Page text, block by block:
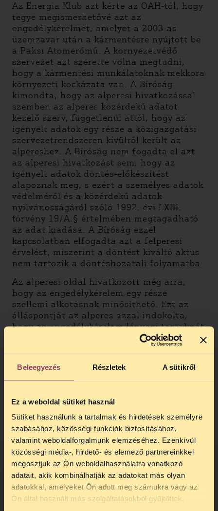
Beleegyezés Részletek A sütikről
Ez a weboldal sütiket használ
Sütiket használunk a tartalmak és hirdetések személyre
szabásához, közösségi funkciók biztosításához,
valamint weboldalforgalmunk elemzéséhez. Ezenkívül
közösségi média-, hirdető- és elemező partnereinkkel
megosztjuk az Ön weboldalhasználatra vonatkozó
adatait, akik kombinálhatják az adatokat más olyan
adatokkal, amelyeket Ön adott meg számukra vagy az
Ön által használt más szolgáltatásokból gyűjtöttek.
Az Energia Klub azt kérte az OAH-tól, hogy
tegye megismerhetővé azt az
engedélykérelmet, amelyet a 2003-as
üzemzavar után a kármentésre nyújtott be
a Paksi Atomerőmű. A környezetvédő
szervezet azt szerette volna megtudni,
hogy a kármentési munkálatoknak mekkora
környezeti kockázata van. A Bíróság
kimondta, hogy az alperesi hivatkozással
szemben az alperes közérdekű adatot
kezelő szerv, függetlenül attól, hogy az
igényelt adatok egy része a közigazgatási
szervezetrendszeren kívülről került az
alpereshez. A Bíróság nem fogadta el azt
az alperesi hivatkozást sem, hogy az
igényelt adatok döntés-előkészítést
alapoznak meg, s ezért a személyes adatok
védelméről és a közérdekű adatok
nyilvánosságáról szóló 1992. évi LXIII.
törvény 19/A.§ értelmében megtagadható
az adat kiadása. A Bíróság ezzel
kapcsolatban elfogadta azt a felperesi
érvelést, miszerint a döntést kiváltó aktus
nem tartozik a döntéshozatali folyamatba.
Az alperesi oldal hivatkozott még arra,
hogy az engedélykérelem egy része
szellemi alkotásnak minősíthető. Ezt az
álláspontját az alperes azzal indokolta,
hogy az engedélykérelem lényegi tartalmát
adó csatolt dokumentumokat megbízott
cégek és szervezetek készítették, amelyek a
hozzá. Ez nem ad alapot a kiadás
megtagadására – mondja az ítélet –, mert
az alkotó személyi és vagyoni jogai ne
sérüljenek, a puszta megismerés még
jogsérelmet nem okoz.
Az alperes tanúbizonyítást ajánlott fel
annak alátámasztására, hogy az igényelt
adatok üzleti titoknak minősülnek. A
meghallgatott tanú előadta, hogy bár a
nukleáris üzemzavarok nem gyakoriak,
mindazonáltal hasonló típusú jelenségek
TELEFONOS JOGSEGÉLY